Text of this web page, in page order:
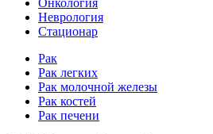
Неврология
Стационар
Рак
Рак легких
Рак молочной железы
Рак костей
Рак печени